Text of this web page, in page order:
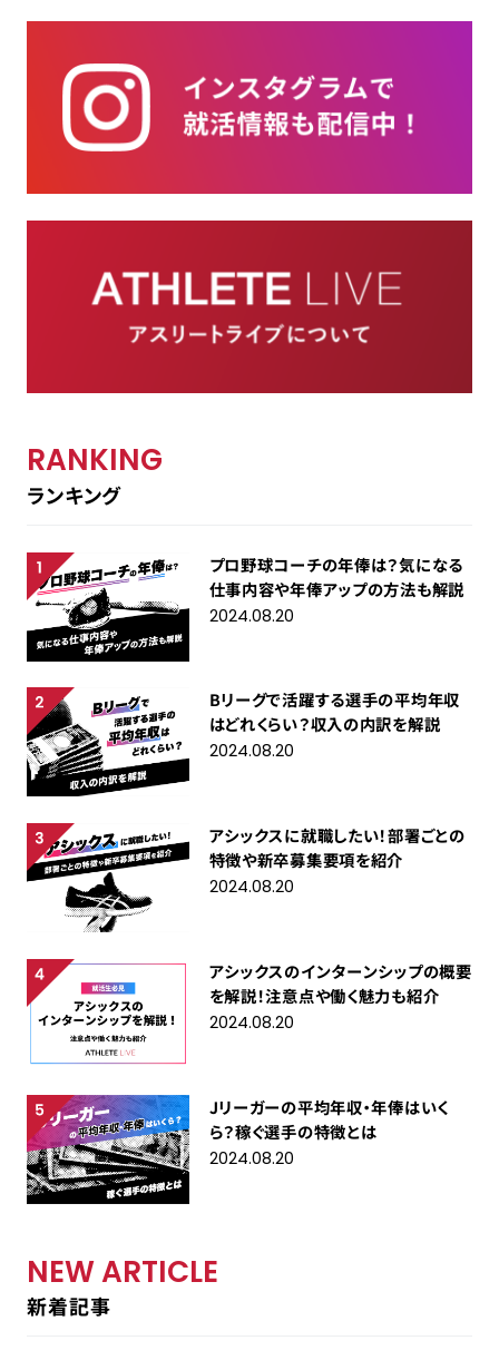
RANKING
ランキング
プロ野球コーチの年俸は？気になる
仕事内容や年俸アップの方法も解説
2024.08.20
Bリーグで活躍する選手の平均年収
はどれくらい？収入の内訳を解説
2024.08.20
アシックスに就職したい！部署ごとの
特徴や新卒募集要項を紹介
2024.08.20
アシックスのインターンシップの概要
を解説！注意点や働く魅力も紹介
2024.08.20
Jリーガーの平均年収・年俸はいく
ら？稼ぐ選手の特徴とは
2024.08.20
NEW ARTICLE
新着記事